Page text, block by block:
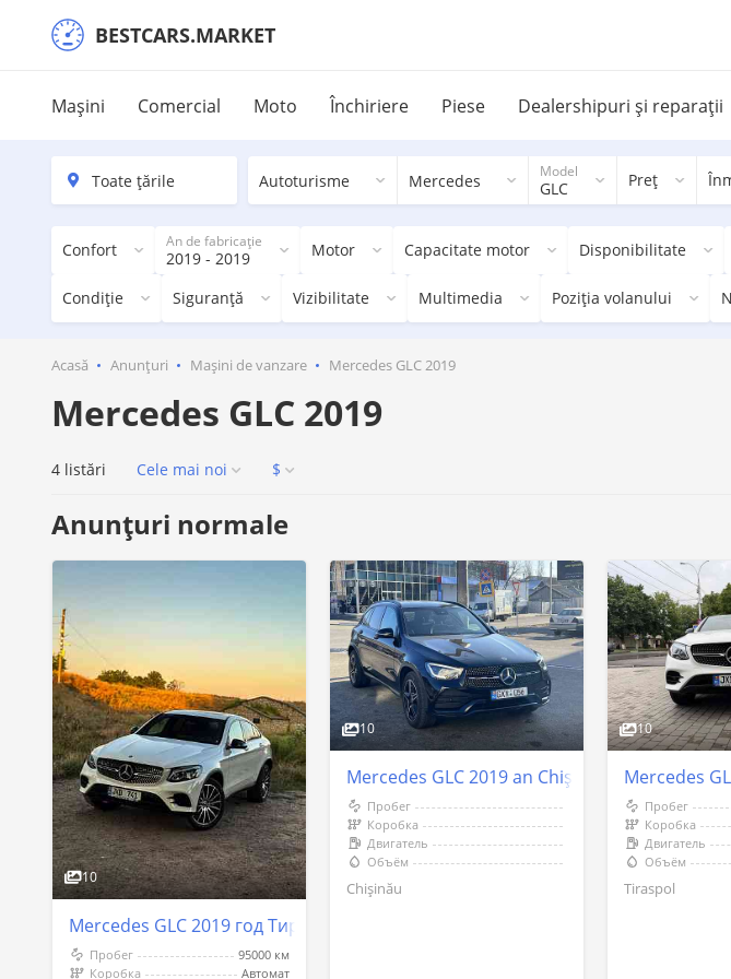
BESTCARS.MARKET
Mașini Comercial Moto Închiriere Piese Dealershipuri și reparații
Autoturisme Mercedes Model
GLC Preț
Confort An de fabricație
2019 - 2019 Motor Capacitate motor Disponibilitate
Condiție Siguranță Vizibilitate Multimedia Poziția volanului
Acasă Anunțuri Mașini de vanzare Mercedes GLC 2019
Mercedes GLC 2019
4 listări Cele mai noi $
Anunțuri normale
10
Mercedes GLC 2019 год Тирасполь
Пробег
95000 км
Коробка
Автомат
10
Mercedes GLC 2019 an Chişinău
Пробег
Коробка
Двигатель
Объём
Chişinău
10
Mercedes
Пробег
Коробка
Двигатель
Объём
Tiraspol